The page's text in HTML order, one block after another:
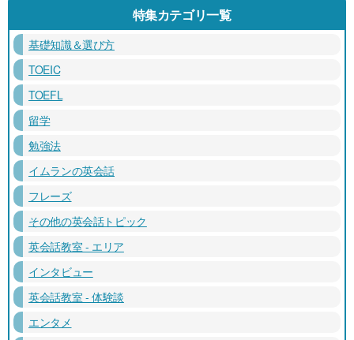
特集カテゴリ一覧
基礎知識＆選び方
TOEIC
TOEFL
留学
勉強法
イムランの英会話
フレーズ
その他の英会話トピック
英会話教室 - エリア
インタビュー
英会話教室 - 体験談
エンタメ